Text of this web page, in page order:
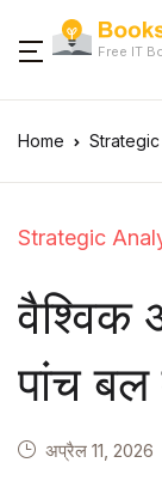
Free IT
Home Strategic
Strategic
वैश्विक
पांच
अप्रैल 11, 2026